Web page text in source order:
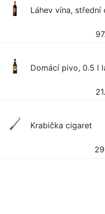
Láhev vína, střední
Domácí pivo, 0.5 l
Krabička cigaret